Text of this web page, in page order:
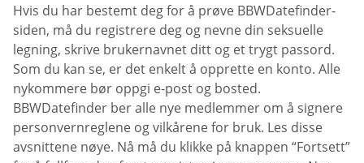
Hvis du har bestemt deg for å prøve BBWDatefinder-
siden, må du registrere deg og nevne din seksuelle
legning, skrive brukernavnet ditt og et trygt passord.
Som du kan se, er det enkelt å opprette en konto. Alle
nykommere bør oppgi e-post og bosted.
BBWDatefinder ber alle nye medlemmer om å signere
personvernreglene og vilkårene for bruk. Les disse
avsnittene nøye. Nå må du klikke på knappen “Fortsett”